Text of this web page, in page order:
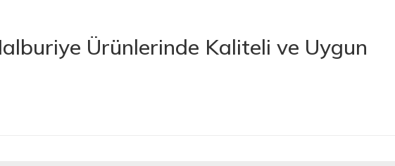
Ürünlerinde Kaliteli ve Uygun